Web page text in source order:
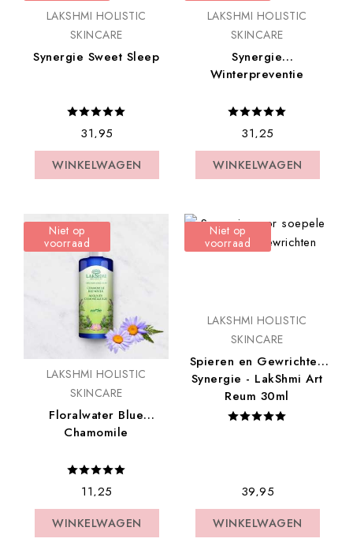
LAKSHMI HOLISTIC
SKINCARE
Synergie Sweet Sleep
€ 31,95
WINKELWAGEN
WINKELWAGEN
LAKSHMI HOLISTIC
SKINCARE
Synergie
Winterpreventie
€ 31,25
WINKELWAGEN
WINKELWAGEN
Niet op
voorraad
LAKSHMI HOLISTIC
SKINCARE
Floralwater Blue
Chamomile
€ 11,25
WINKELWAGEN
WINKELWAGEN
Niet op
voorraad
LAKSHMI HOLISTIC
SKINCARE
Spieren en Gewrichten
Synergie - LakShmi Art
Reum 30ml
€ 39,95
WINKELWAGEN
WINKELWAGEN